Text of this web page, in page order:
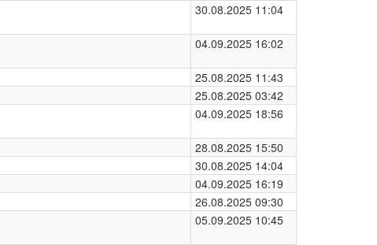
30.08.2025 11:04
04.09.2025 16:02
25.08.2025 11:43
25.08.2025 03:42
04.09.2025 18:56
28.08.2025 15:50
30.08.2025 14:04
04.09.2025 16:19
26.08.2025 09:30
05.09.2025 10:45